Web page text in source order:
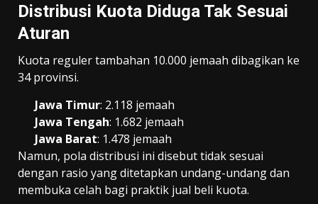
Distribusi Kuota Diduga Tak Sesuai
Aturan
Kuota reguler tambahan 10.000 jemaah dibagikan ke
34 provinsi.
Jawa Timur: 2.118 jemaah
Jawa Tengah: 1.682 jemaah
Jawa Barat: 1.478 jemaah
Namun, pola distribusi ini disebut tidak sesuai
dengan rasio yang ditetapkan undang-undang dan
membuka celah bagi praktik jual beli kuota.